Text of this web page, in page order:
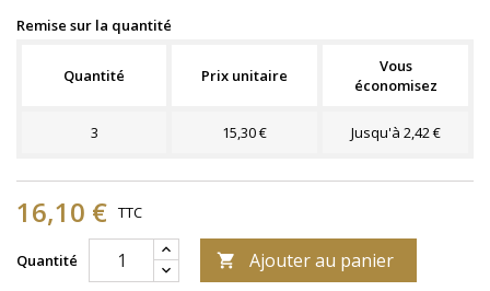
Remise sur la quantité
Quantité Prix unitaire
Vous
économisez
3 15,30 € Jusqu'à 2,42 €
16,10 € TTC
Quantité  Ajouter au panier